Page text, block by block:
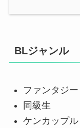
BLジャンル
ファンタジー
同級生
ケンカップル